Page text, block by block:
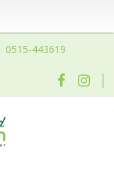
0515-443619